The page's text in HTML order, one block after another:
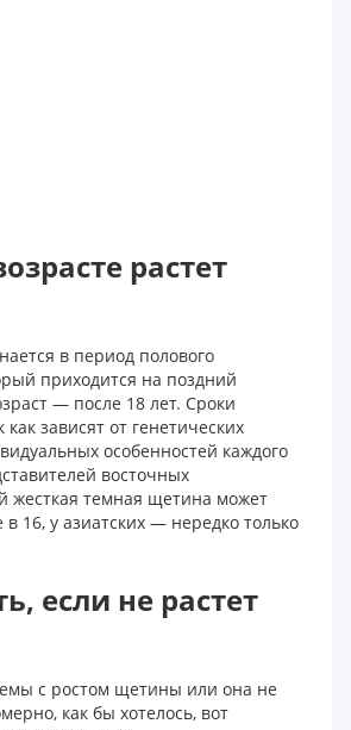
растет
в период полового
приходится на поздний
— после 18 лет. Сроки
зависят от генетических
особенностей каждого
восточных
жесткая темная щетина может
16, у азиатских — нередко только
если не растет
с ростом щетины или она не
как бы хотелось, вот